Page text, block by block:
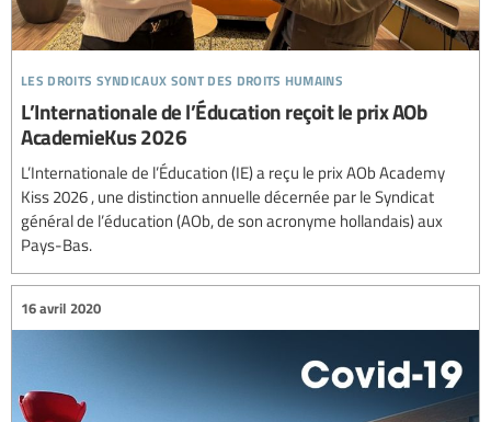
les droits syndicaux sont des droits humains
L’Internationale de l’Éducation reçoit le prix AOb
AcademieKus 2026
L’Internationale de l’Éducation (IE) a reçu le prix AOb Academy
Kiss 2026 , une distinction annuelle décernée par le Syndicat
général de l’éducation (AOb, de son acronyme hollandais) aux
Pays-Bas.
16 avril 2020